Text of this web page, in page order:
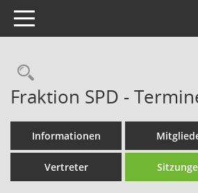
Toggle navigation
Rechercheauswahl
Fraktion SPD -
Informationen
Vertreter